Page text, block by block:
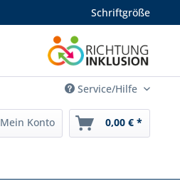
Schriftgröße
Service/Hilfe
Mein Konto 0,00 € *